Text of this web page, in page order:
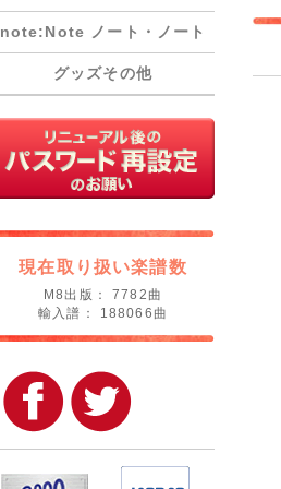
note:Note ノート・ノート
グッズその他
現在取り扱い楽譜数
M8出版： 7782曲
輸入譜： 188066曲